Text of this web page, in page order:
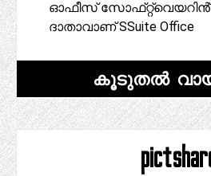
ഓഫീസ്
ദാതാവാണ് SSuite Office
കൂടുതൽ